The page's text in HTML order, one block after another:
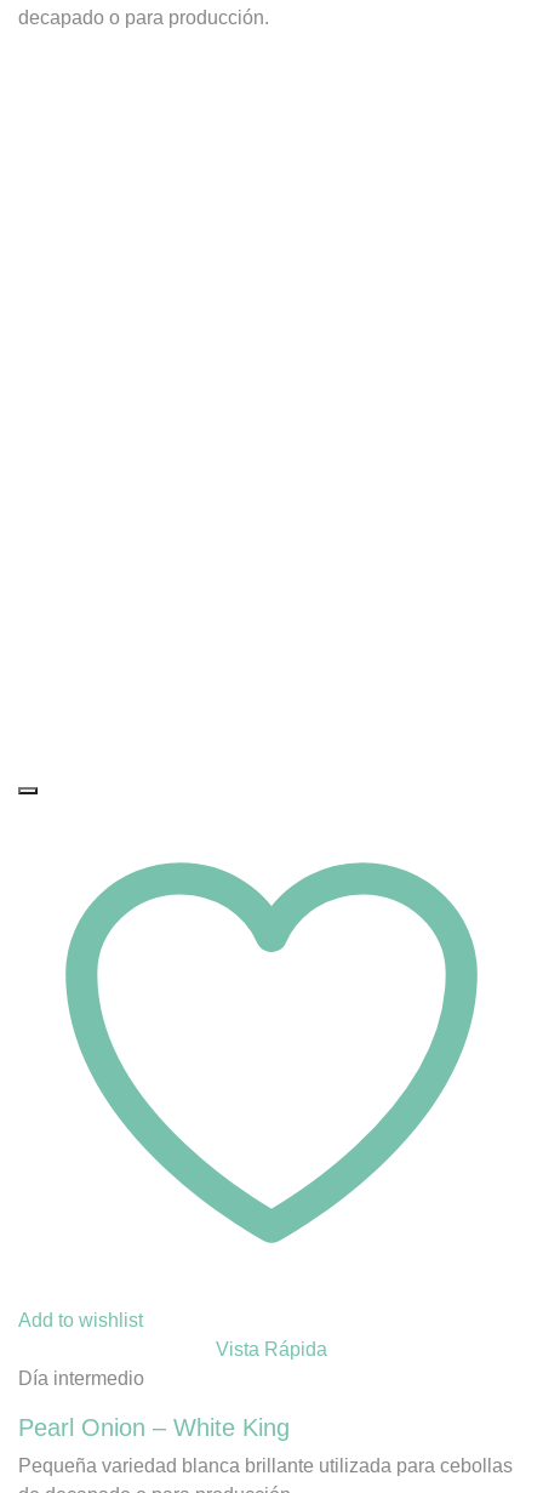
decapado o para producción.
Add to wishlist
Vista Rápida
Día intermedio
Pearl Onion – White King
Pequeña variedad blanca brillante utilizada para cebollas